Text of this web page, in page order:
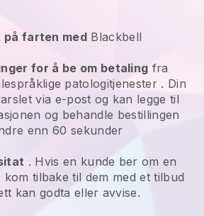
på farten med Blackbell
for å be om betaling fra
patologitjenester. Din
via e-post og kan legge til
og behandle bestillingen
enn 60 sekunder
. Hvis en kunde ber om en
kom tilbake til dem med et tilbud
kan godta eller avvise.